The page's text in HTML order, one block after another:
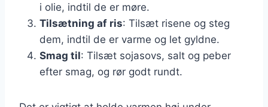
i olie, indtil de er møre.
Tilsætning af ris: Tilsæt risene og steg
dem, indtil de er varme og let gyldne.
Smag til: Tilsæt sojasovs, salt og peber
efter smag, og rør godt rundt.